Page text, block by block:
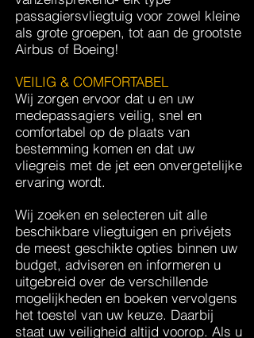
passagiersvliegtuig voor zowel kleine
als grote groepen, tot aan de grootste
Airbus of Boeing!
VEILIG & COMFORTABEL
Wij zorgen ervoor dat u en uw
medepassagiers veilig, snel en
comfortabel op de plaats van
bestemming komen en dat uw
vliegreis met de jet een onvergetelijke
ervaring wordt.
Wij zoeken en selecteren uit alle
beschikbare vliegtuigen en privéjets
de meest geschikte opties binnen uw
budget, adviseren en informeren u
uitgebreid over de verschillende
mogelijkheden en boeken vervolgens
het toestel van uw keuze. Daarbij
staat uw veiligheid altijd voorop. Als u